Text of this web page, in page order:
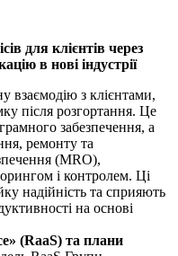
для клієнтів через
в нові індустрії
взаємодію з клієнтами,
після розгортання. Це
забезпечення, а
ремонту та
(MRO),
і контролем. Ці
надійність та сприяють
на основі
(RaaS) та плани